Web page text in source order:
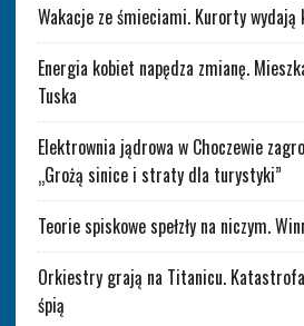
Wakacje ze śmieciami. Kurorty
Energia kobiet napędza zmianę.
Tuska
Elektrownia jądrowa w Choczewie
„Grożą sinice i straty dla turystyki”
Teorie spiskowe spełzły na niczym.
Orkiestry grają na Titanicu.
śpią